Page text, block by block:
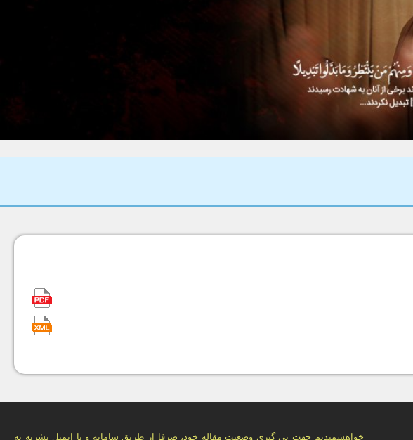
خواهشمنديم جهت پي گيري وضعيت مقاله خود، صرفا از طريق سامانه و يا ايميل نشريه به